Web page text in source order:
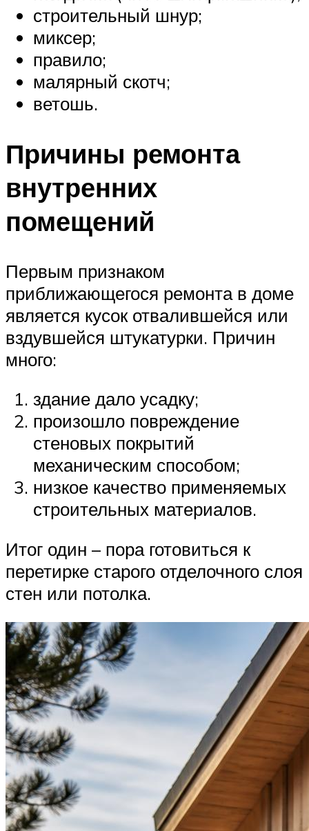
строительный шнур;
миксер;
правило;
малярный скотч;
ветошь.
Причины ремонта
внутренних
помещений
Первым признаком
приближающегося ремонта в доме
является кусок отвалившейся или
вздувшейся штукатурки. Причин
много:
здание дало усадку;
произошло повреждение
стеновых покрытий
механическим способом;
низкое качество применяемых
строительных материалов.
Итог один – пора готовиться к
перетирке старого отделочного слоя
стен или потолка.